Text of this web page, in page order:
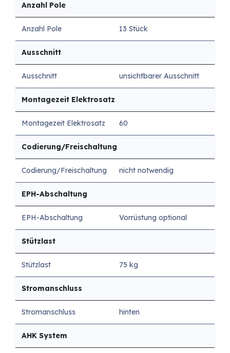
Anzahl Pole
Anzahl Pole 13 Stück
Ausschnitt
Ausschnitt unsichtbarer Ausschnitt
Montagezeit Elektrosatz
Montagezeit Elektrosatz 60
Codierung/Freischaltung
Codierung/Freischaltung nicht notwendig
EPH-Abschaltung
EPH-Abschaltung Vorrüstung optional
Stützlast
Stützlast 75 kg
Stromanschluss
Stromanschluss hinten
AHK System